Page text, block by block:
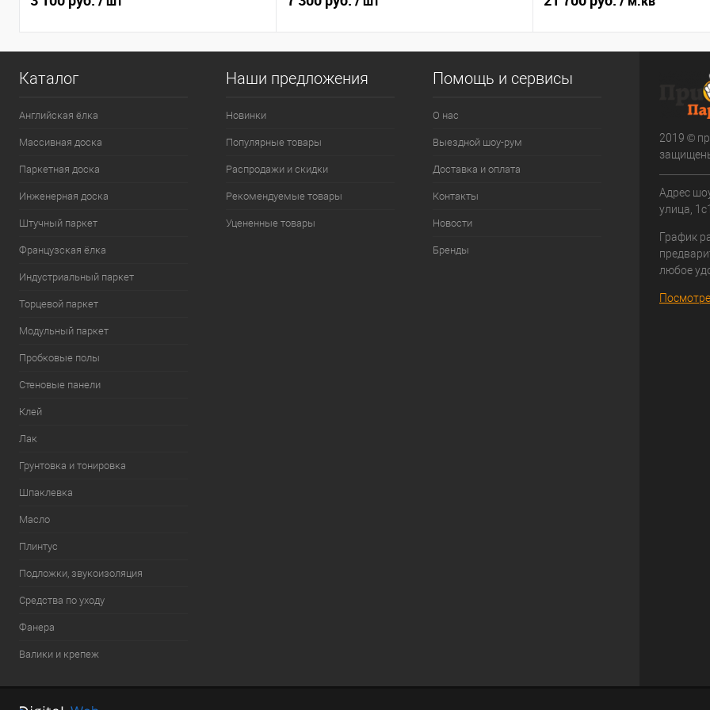
Каталог
Английская ёлка
Массивная доска
Паркетная доска
Инженерная доска
Штучный паркет
Французская ёлка
Индустриальный паркет
Торцевой паркет
Модульный паркет
Пробковые полы
Стеновые панели
Клей
Лак
Грунтовка и тонировка
Шпаклевка
Масло
Плинтус
Подложки, звукоизоляция
Средства по уходу
Фанера
Валики и крепеж
Наши предложения
Новинки
Популярные товары
Распродажи и скидки
Рекомендуемые товары
Уцененные товары
Помощь и сервисы
О нас
Выездной шоу-рум
Доставка и оплата
Контакты
Новости
Бренды
2019 ©
Адрес
улица,
График
любое